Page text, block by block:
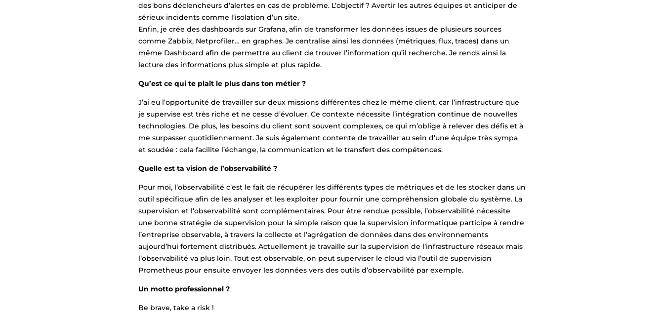
des bons déclencheurs d’alertes en cas de problème. L’objectif ? Avertir les autres équipes et anticiper de
sérieux incidents comme l’isolation d’un site.
Enfin, je crée des dashboards sur Grafana, afin de transformer les données issues de plusieurs sources
comme Zabbix, Netprofiler… en graphes. Je centralise ainsi les données (métriques, flux, traces) dans un
même Dashboard afin de permettre au client de trouver l’information qu’il recherche. Je rends ainsi la
lecture des informations plus simple et plus rapide.
Qu’est ce qui te plaît le plus dans ton métier ?
J’ai eu l’opportunité de travailler sur deux missions différentes chez le même client, car l’infrastructure que
je supervise est très riche et ne cesse d’évoluer. Ce contexte nécessite l’intégration continue de nouvelles
technologies. De plus, les besoins du client sont souvent complexes, ce qui m’oblige à relever des défis et à
me surpasser quotidiennement. Je suis également contente de travailler au sein d’une équipe très sympa
et soudée : cela facilite l’échange, la communication et le transfert des compétences.
Quelle est ta vision de l’observabilité ?
Pour moi, l’observabilité c’est le fait de récupérer les différents types de métriques et de les stocker dans un
outil spécifique afin de les analyser et les exploiter pour fournir une compréhension globale du système. La
supervision et l’observabilité sont complémentaires. Pour être rendue possible, l’observabilité nécessite
une bonne stratégie de supervision pour la simple raison que la supervision informatique participe à rendre
l’entreprise observable, à travers la collecte et l’agrégation de données dans des environnements
aujourd’hui fortement distribués. Actuellement je travaille sur la supervision de l’infrastructure réseaux mais
l’observabilité va plus loin. Tout est observable, on peut superviser le cloud via l’outil de supervision
Prometheus pour ensuite envoyer les données vers des outils d’observabilité par exemple.
Un motto professionnel ?
Be brave, take a risk !